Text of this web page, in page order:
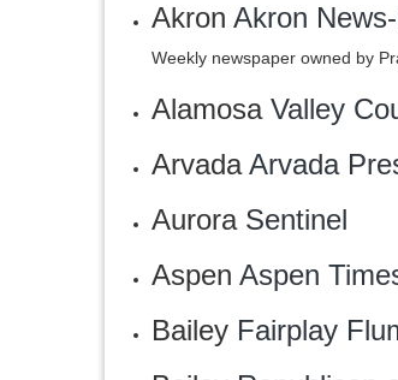
Akron Akron
Weekly newspaper owned by
Alamosa Valley
ArvadaArvada
Aurora Sentinel
Aspen Aspen
Bailey Fairplay